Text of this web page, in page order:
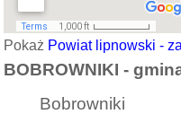
Pokaż Powiat lipnowski -
BOBROWNIKI -
Bobrowniki